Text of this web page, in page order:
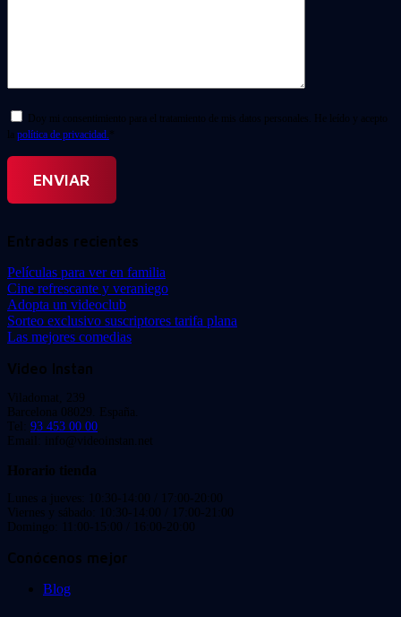
Doy mi consentimiento para el tratamiento de mis datos personales. He leído y acepto
la política de privacidad. *
Entradas recientes
Películas para ver en familia
Cine refrescante y veraniego
Adopta un videoclub
Sorteo exclusivo suscriptores tarifa plana
Las mejores comedias
Video Instan
Viladomat, 239
Barcelona 08029. España.
Tel: 93 453 00 00
Email: info@videoinstan.net
Horario tienda
Lunes a jueves: 10:30-14:00 / 17:00-20:00
Viernes y sábado: 10:30-14:00 / 17:00-21:00
Domingo: 11:00-15:00 / 16:00-20:00
Conócenos mejor
Blog